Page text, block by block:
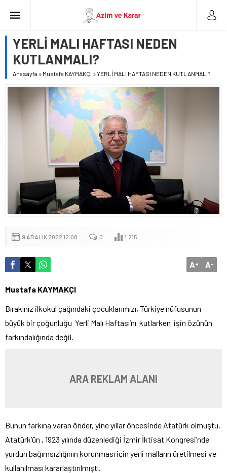
YERLİ MALI HAFTASI NEDEN
KUTLANMALI?
Anasayfa » Mustafa KAYMAKÇI »YERLİ MALI HAFTASI NEDEN KUTLANMALI?
9 ARALIK 2022 12:08 0 1.215
A+ A-
Mustafa KAYMAKÇI
Bırakınız ilkokul çağındaki çocuklarımızı, Türkiye nüfusunun
büyük bir çoğunluğu Yerli Malı Haftası’nı kutlarken işin özünün
farkındalığında değil.
ARA REKLAM ALANI
Bunun farkına varan önder, yine yıllar öncesinde Atatürk olmuştu.
Atatürk’ün , 1923 yılında düzenlediği İzmir İktisat Kongresi’nde
yurdun bağımsızlığının korunması için yerli malların üretilmesi ve
kullanılması kararlaştırılmıştı.